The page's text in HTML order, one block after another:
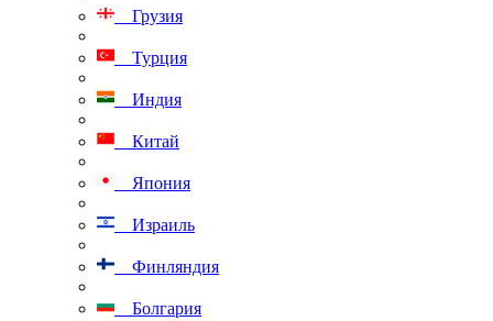
Грузия
Турция
Индия
Китай
Япония
Израиль
Финляндия
Болгария